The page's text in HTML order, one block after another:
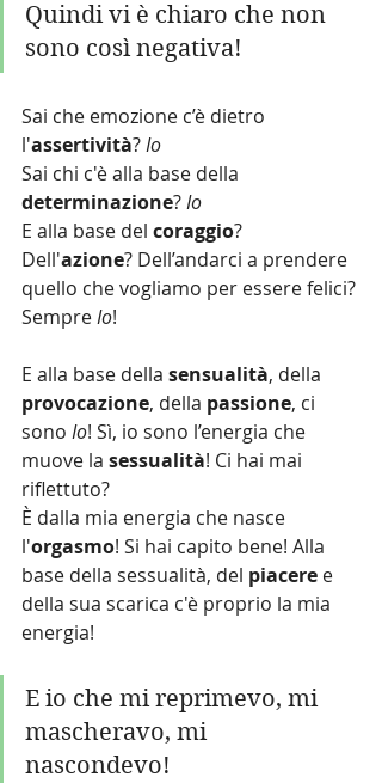
Quindi vi è chiaro che non
sono così negativa!
Sai che emozione c’è dietro
l'assertività? Io
Sai chi c'è alla base della
determinazione? Io
E alla base del coraggio?
Dell'azione? Dell’andarci a prendere
quello che vogliamo per essere felici?
Sempre Io!
E alla base della sensualità, della
provocazione, della passione, ci
sono Io! Sì, io sono l’energia che
muove la sessualità! Ci hai mai
riflettuto?
È dalla mia energia che nasce
l'orgasmo! Si hai capito bene! Alla
base della sessualità, del piacere e
della sua scarica c'è proprio la mia
energia!
E io che mi reprimevo, mi
mascheravo, mi
nascondevo!